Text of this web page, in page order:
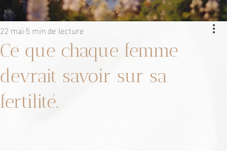
Ce que chaque femme
devrait savoir sur sa
fertilité.
22 mai5 min de lecture